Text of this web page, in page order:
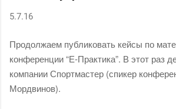
5.7.16
Продолжаем публиковать кейсы по
конференции “Е-Практика”. В этот раз
компании Спортмастер (спикер
Мордвинов).